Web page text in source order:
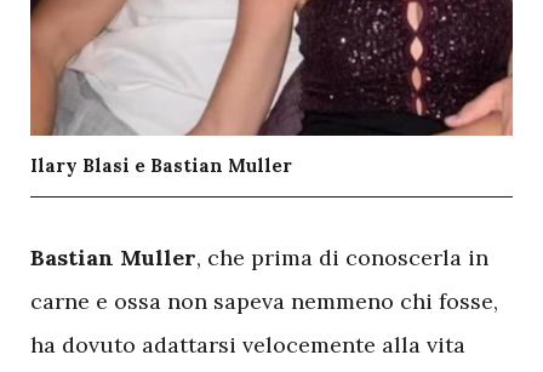
Ilary Blasi e Bastian Muller
Bastian Muller, che prima di conoscerla in
carne e ossa non sapeva nemmeno chi fosse,
ha dovuto adattarsi velocemente alla vita